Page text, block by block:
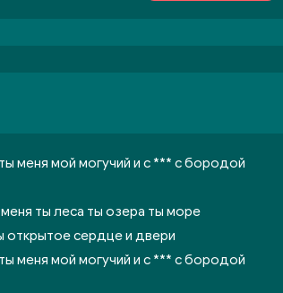
меня мой могучий и с *** с бородой
ты леса ты озера ты море
открытое сердце и двери
меня мой могучий и с *** с бородой